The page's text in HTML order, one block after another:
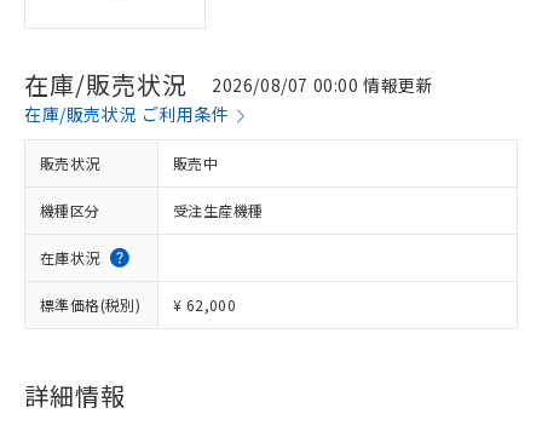
在庫/販売状況
2026/08/07 00:00 情報更新
在庫/販売状況 ご利用条件
販売状況 販売中
機種区分 受注生産機種
在庫状況
標準価格(税別) ¥ 62,000
詳細情報